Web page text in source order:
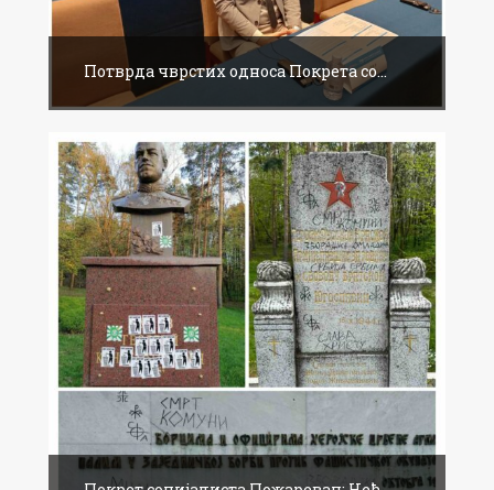
Потврда чврстих односа Покрета со...